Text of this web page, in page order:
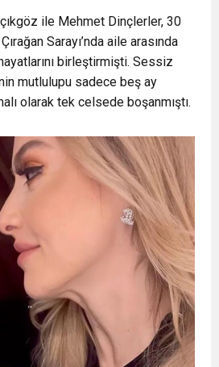
ile Mehmet Dinçlerler, 30
Sarayı’nda aile arasında
birleştirmişti. Sessiz
mutlulupu sadece beş ay
olarak tek celsede boşanmıştı.